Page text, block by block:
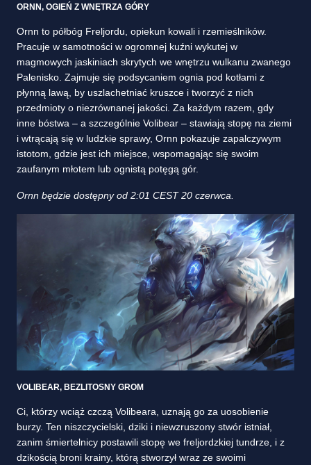
ORNN, OGIEŃ Z WNĘTRZA GÓRY
Ornn to półbóg Freljordu, opiekun kowali i rzemieślników.
Pracuje w samotności w ogromnej kuźni wykutej w
magmowych jaskiniach skrytych we wnętrzu wulkanu zwanego
Palenisko. Zajmuje się podsycaniem ognia pod kotłami z
płynną lawą, by uszlachetniać kruszce i tworzyć z nich
przedmioty o niezrównanej jakości. Za każdym razem, gdy
inne bóstwa – a szczególnie Volibear – stawiają stopę na ziemi
i wtrącają się w ludzkie sprawy, Ornn pokazuje zapalczywym
istotom, gdzie jest ich miejsce, wspomagając się swoim
zaufanym młotem lub ognistą potęgą gór.
Ornn będzie dostępny od 2:01 CEST 20 czerwca.
VOLIBEAR, BEZLITOSNY GROM
Ci, którzy wciąż czczą Volibeara, uznają go za uosobienie
burzy. Ten niszczycielski, dziki i niewzruszony stwór istniał,
zanim śmiertelnicy postawili stopę we freljordzkiej tundrze, i z
dzikością broni krainy, którą stworzył wraz ze swoimi